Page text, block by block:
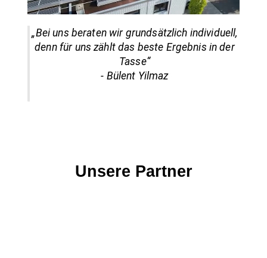
„Bei uns beraten wir grundsätzlich individuell,
denn für uns zählt das beste Ergebnis in der
Tasse“
- Bülent Yilmaz
Unsere Partner